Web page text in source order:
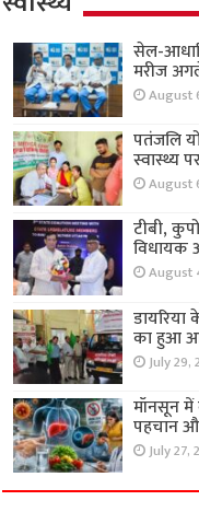
सेल-
मरीज
August
पतंजलि
स्वास्थ्य
August
टीबी,
विधायक
August
डायरिया
का हुआ
July 29,
मॉनसून में
पहचान
July 27,